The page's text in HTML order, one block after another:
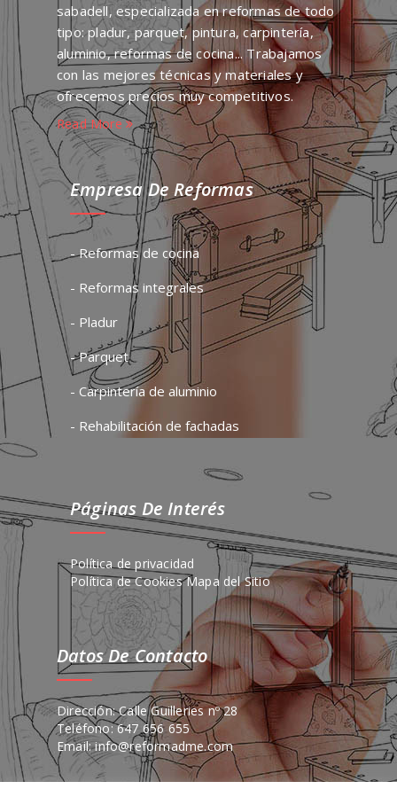
sabadell, especializada en reformas de todo
tipo: pladur, parquet, pintura, carpintería,
aluminio, reformas de cocina... Trabajamos
con las mejores técnicas y materiales y
ofrecemos precios muy competitivos.
Read More
Empresa De Reformas
- Reformas de cocina
- Reformas integrales
- Pladur
- Parquet
- Carpintería de aluminio
- Rehabilitación de fachadas
Páginas De Interés
Política de privacidad
Política de Cookies Mapa del Sitio
Datos De Contacto
Dirección: Calle Guilleries nº 28
Teléfono: 647 656 655
Email: info@reformadme.com